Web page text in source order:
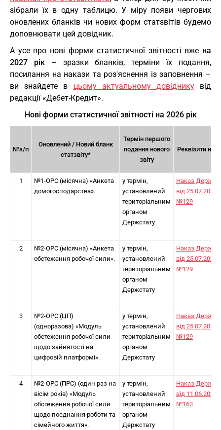
зібрали їх в одну таблицю. У міру появи чергових
оновлених бланків чи нових форм статзвітів будемо
доповнювати цей довідник.
А усе про нові форми статистичної звітності вже на
2027 рік– зразки бланків, терміни їх подання,
посилання на накази та роз'яснення із заповнення –
ви знайдете в цьому актуальному довідникувід
редакції «Дебет-Кредит».
Нові форми статистичної звітності на 2026 рік
№з/п
Оновлений / Новий бланк
статзвіту*
Термін першого
подання нового
звіту
Реквізити
1
№1-ОРС (місячна) «Анкета
домогосподарства».
у термін,
установлений
територіальним
органом
Держстату
Наказ
від 25.07.2025
№129
2
№2-ОРС (місячна) «Анкета
обстеження робочої сили».
у термін,
установлений
територіальним
органом
Держстату
Наказ
від 25.07.2025
№129
3
№2-ОРС (ЦП)
(одноразова) «Модуль
обстеження робочої сили
щодо зайнятості на
цифровій платформі».
у термін,
установлений
територіальним
органом
Держстату
Наказ
від 25.07.2025
№129
4
№2-ОРС (ПРС) (один раз на
вісім років) «Модуль
обстеження робочої сили
щодо поєднання роботи та
сімейного життя».
у термін,
установлений
територіальним
органом
Держстату
Наказ
від 11.06.2024
№163